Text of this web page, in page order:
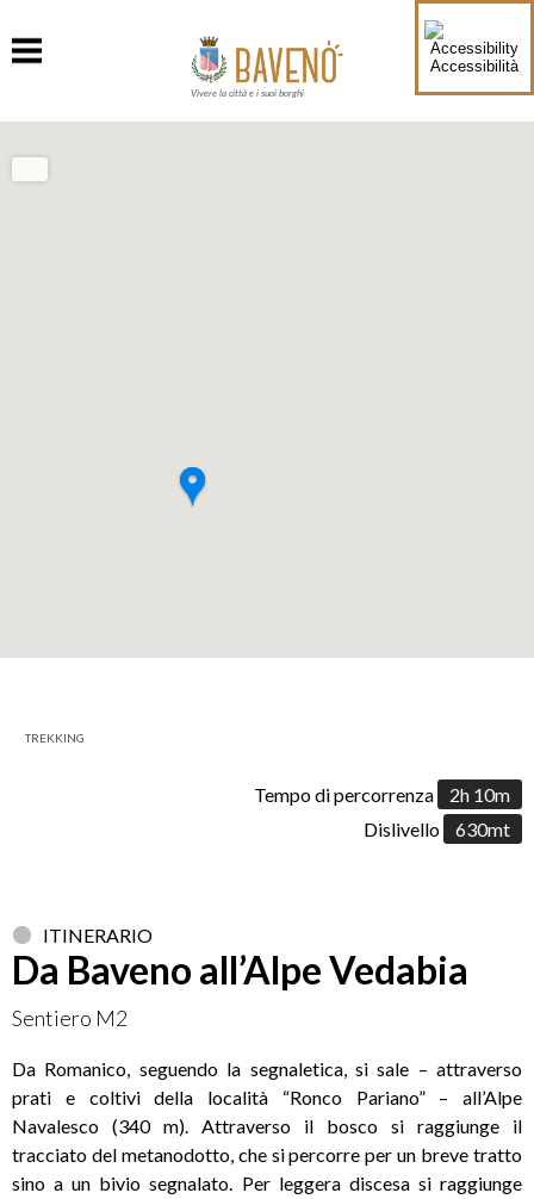
Accessibilità
Vivere la città e i suoi borghi
TREKKING
Tempo di percorrenza
2h 10m
Dislivello
630mt
ITINERARIO
Da Baveno all’Alpe Vedabia
Sentiero M2
Da Romanico, seguendo la segnaletica, si sale – attraverso
prati e coltivi della località “Ronco Pariano” – all’Alpe
Navalesco (340 m). Attraverso il bosco si raggiunge il
tracciato del metanodotto, che si percorre per un breve tratto
sino a un bivio segnalato. Per leggera discesa si raggiunge